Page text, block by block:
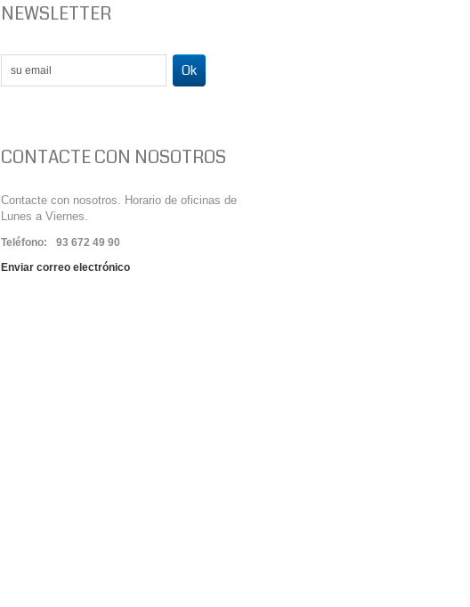
NEWSLETTER
CONTACTE CON NOSOTROS
Contacte con nosotros. Horario de oficinas de
Lunes a Viernes.
Teléfono:
93 672 49 90
Enviar correo electrónico